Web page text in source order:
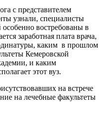
с представителем
узнали, специалисты
востребованы в
заработная плата врача,
каким в прошлом
Кемеровской
и каким
этот вуз.
на встрече
на лечебные факультеты